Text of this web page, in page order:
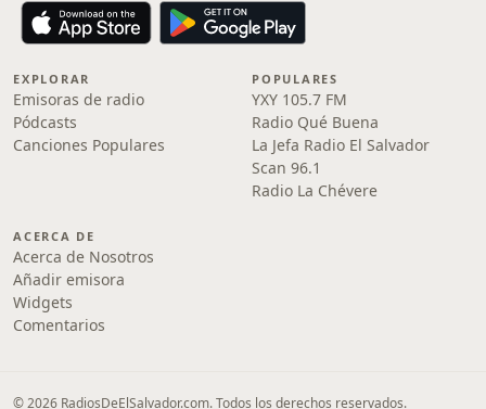
EXPLORAR
Emisoras de radio
Pódcasts
Canciones Populares
POPULARES
YXY 105.7 FM
Radio Qué Buena
La Jefa Radio El Salvador
Scan 96.1
Radio La Chévere
ACERCA DE
Acerca de Nosotros
Añadir emisora
Widgets
Comentarios
© 2026 RadiosDeElSalvador.com. Todos los derechos reservados.